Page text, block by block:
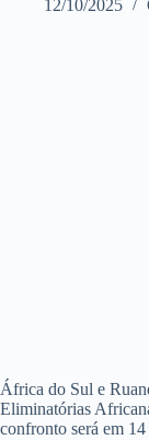
12/10/2025
África do Sul e
Eliminatórias
confronto será em